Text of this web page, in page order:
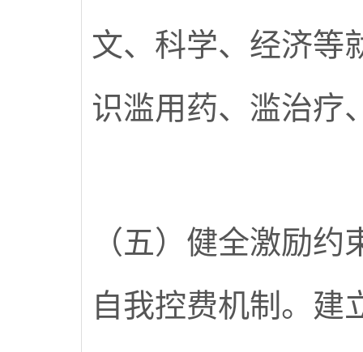
文、科学、经济等
识滥用药、滥治疗
（五）健全激励
自我控费机制。建